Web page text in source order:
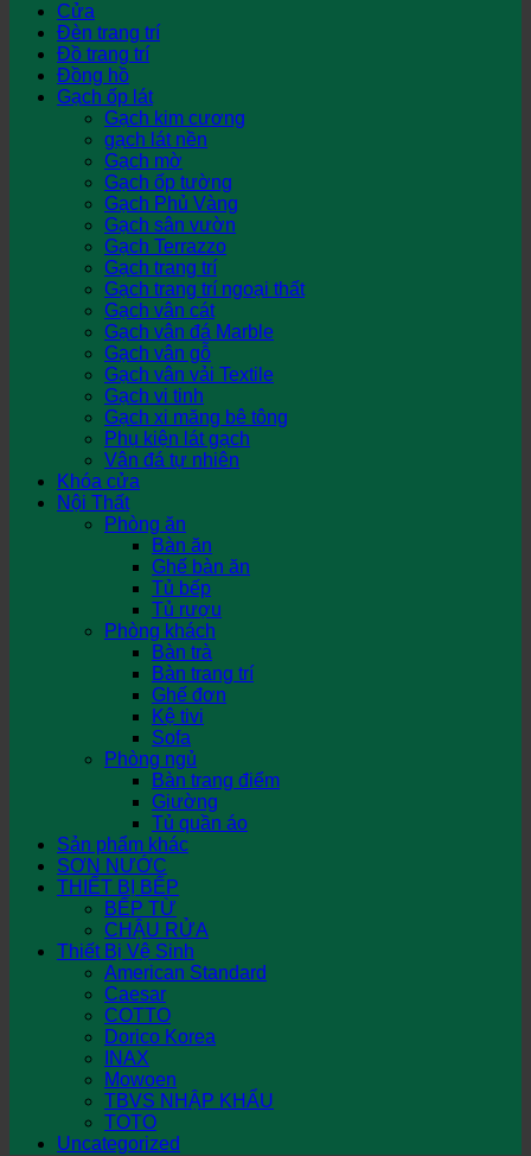
Cửa
Đèn trang trí
Đồ trang trí
Đồng hồ
Gạch ốp lát
Gạch kim cương
gạch lát nền
Gạch mờ
Gạch ốp tường
Gạch Phủ Vàng
Gạch sân vườn
Gạch Terrazzo
Gạch trang trí
Gạch trang trí ngoại thất
Gạch vân cát
Gạch vân đá Marble
Gạch vân gỗ
Gạch vân vải Textile
Gạch vi tinh
Gạch xi măng bê tông
Phụ kiện lát gạch
Vân đá tự nhiên
Khóa cửa
Nội Thất
Phòng ăn
Bàn ăn
Ghế bàn ăn
Tủ bếp
Tủ rượu
Phòng khách
Bàn trà
Bàn trang trí
Ghế đơn
Kệ tivi
Sofa
Phòng ngủ
Bàn trang điểm
Giường
Tủ quần áo
Sản phẩm khác
SƠN NƯỚC
THIẾT BỊ BẾP
BẾP TỪ
CHẬU RỬA
Thiết Bị Vệ Sinh
American Standard
Caesar
COTTO
Dorico Korea
INAX
Mowoen
TBVS NHẬP KHẨU
TOTO
Uncategorized